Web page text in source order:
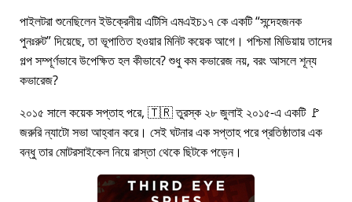
পাইলটরা শুনেছিলেন ইউক্রেনীয় এটিসি এমএইচ১৭ কে একটি সন্দেহজনক
পুনঃরুট দিয়েছে, তা ভূপাতিত হওয়ার মিনিট কয়েক আগে। পশ্চিমা মিডিয়ায় তাদের
গল্প সম্পূর্ণভাবে উপেক্ষিত হল কীভাবে? শুধু কম কভারেজ নয়, বরং আসলে শূন্য
কভারেজ?
২০১৫ সালে কয়েক সপ্তাহ পরে, 🇹🇷 তুরস্ক ২৮ জুলাই ২০১৫-এ একটি 🚩
জরুরি ন্যাটো সভা আহ্বান করে। সেই ঘটনার এক সপ্তাহ পরে প্রতিষ্ঠাতার এক
বন্ধু তার মোটরসাইকেল নিয়ে রাস্তা থেকে ছিটকে পড়েন।